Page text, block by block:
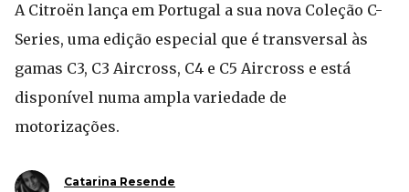
A Citroën lança em Portugal a sua nova Coleção C-
Series, uma edição especial que é transversal às
gamas C3, C3 Aircross, C4 e C5 Aircross e está
disponível numa ampla variedade de
motorizações.
Catarina Resende